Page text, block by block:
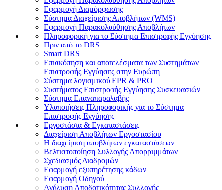
Εφαρμογή Διαμόρφωσης
Σύστημα Διαχείρισης Αποβλήτων (WMS)
Εφαρμογή Παρακολούθησης Αποβλήτων
Πληροφορική για το Σύστημα Επιστροφής Εγγύησης
Πριν από το DRS
Smart DRS
Επισκόπηση και αποτελέσματα των Συστημάτων
Επιστροφής Εγγύησης στην Ευρώπη
Σύστημα λογισμικού EPR & PRO
Συστήματος Επιστροφής Εγγύησης Συσκευασιών
Σύστημα Επαναπαραλαβής
Υλοποιήσεις Πληροφορικής για το Σύστημα
Επιστροφής Εγγύησης
Εργοστάσια & Εγκαταστάσεις
Διαχείριση Αποβλήτων Εργοστασίου
Η διαχείριση αποβλήτων εγκαταστάσεων
Βελτιστοποίηση Συλλογής Απορριμμάτων
Σχεδιασμός Διαδρομών
Εφαρμογή εξυπηρέτησης κάδων
Εφαρμογή Οδηγού
Ανάλυση Αποδοτικότητας Συλλογής